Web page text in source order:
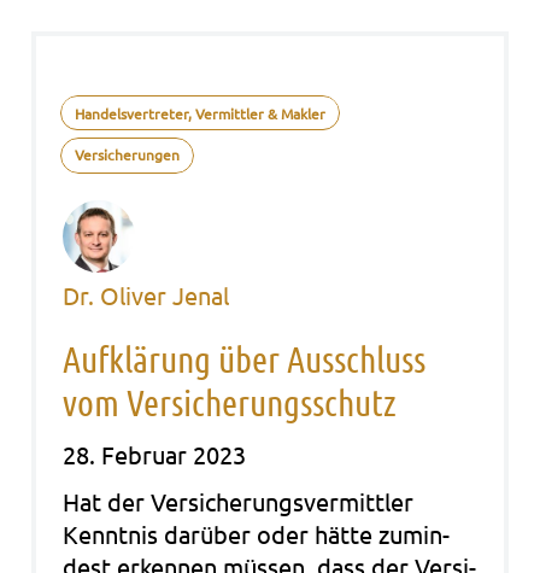
Handelsvertreter, Vermittler & Makler
Versicherungen
Dr. Oliver Jenal
Aufklärung über Ausschluss
vom Versicherungsschutz
28. Februar 2023
Hat der Ver­si­che­rungs­ver­mitt­ler
Kennt­nis dar­über oder hätte zumin­